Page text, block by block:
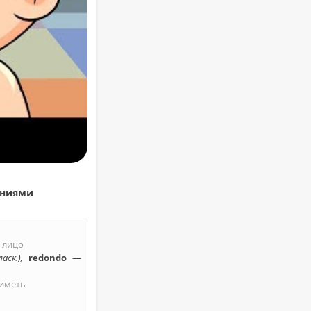
лицо
redondo—
иметь